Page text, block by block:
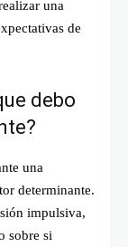
una
de
debo
una
determinante.
impulsiva,
sobre si